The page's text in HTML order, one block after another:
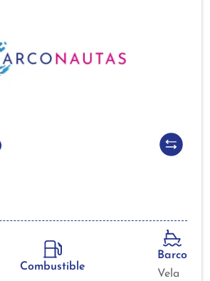
Combustible
Barco
Vela